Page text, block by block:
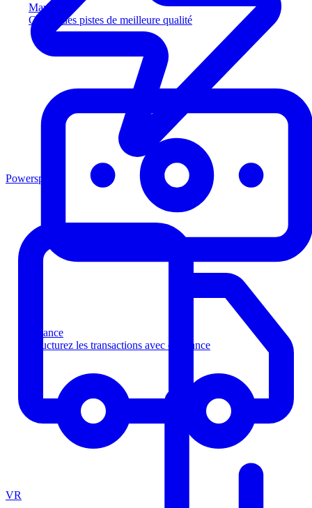
Marketing
Captez des pistes de meilleure qualité
Finance
Structurez les transactions avec confiance
Powersports
VR